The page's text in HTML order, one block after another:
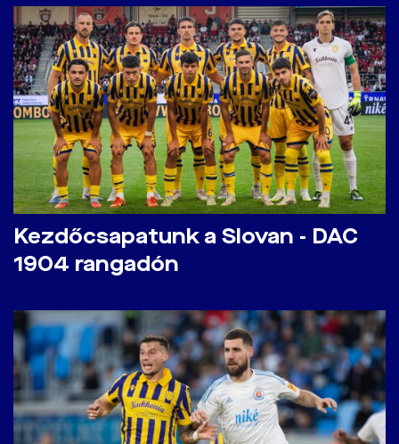
Kezdőcsapatunk a Slovan - DAC
1904 rangadón